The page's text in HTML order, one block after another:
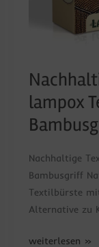
lampox
Nachhaltige
Bambusgriff
Textilbürste
Alternative zu
weiterlesen »